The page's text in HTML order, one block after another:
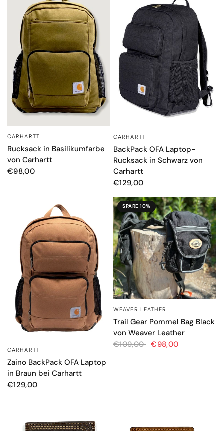
SCHNELLANSICHT
CARHARTT
Rucksack in Basilikumfarbe
von Carhartt
€98,00
SCHNELLANSICHT
CARHARTT
BackPack OFA Laptop-
Rucksack in Schwarz von
Carhartt
€129,00
SCHNELLANSICHT
CARHARTT
Zaino BackPack OFA Laptop
in Braun bei Carhartt
€129,00
SPARE 10%
SCHNELLANSICHT
WEAVER LEATHER
Trail Gear Pommel Bag Black
von Weaver Leather
€109,00 €98,00